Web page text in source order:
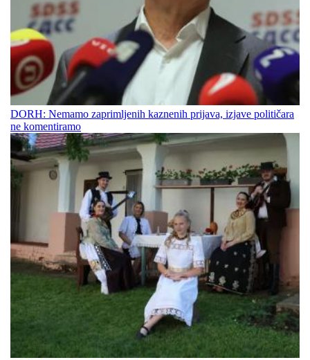
DORH: Nemamo zaprimljenih kaznenih prijava, izjave političara
ne komentiramo